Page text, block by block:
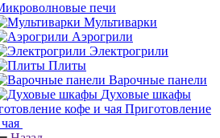
печи
Мультиварки
Аэрогрили
Электрогрили
Плиты
Варочные панели
Духовые шкафы
Приготовление